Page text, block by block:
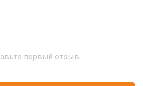
первый отзыв